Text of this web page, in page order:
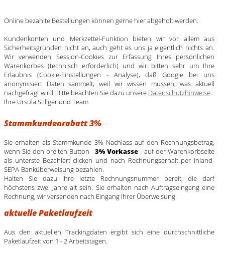
Online bezahlte Bestellungen können gerne hier abgeholt werden.
Kundenkonten und Merkzettel-Funktion bieten wir vor allem aus
Sicherheitsgründen nicht an, auch geht es uns ja eigentlich nichts an.
Wir verwenden Session-Cookies zur Erfassung Ihres persönlichen
Warenkorbes (technisch erforderlich) und wir bitten sehr um Ihre
Erlaubnis (Cookie-Einstellungen - Analyse), daß Google bei uns
anonymisiert Daten sammelt, weil wir wissen müssen, was aktuell
nachgefragt wird. Bitte beachten Sie dazu unsere Datenschutzhinweise.
Ihre Ursula Stillger und Team
Stammkundenrabatt 3%
Sie erhalten als Stammkunde 3% Nachlass auf den Rechnungsbetrag,
wenn Sie den breiten Button -3% Vorkasse - auf der Warenkorbseite
als unterste Bezahlart clicken und nach Rechnungserhalt per Inland-
SEPA-Banküberweisung bezahlen.
Halten Sie dazu Ihre letzte Rechnungsnummer bereit, die darf
höchstens zwei Jahre alt sein. Sie erhalten nach Auftragseingang eine
Rechnung, wir versenden nach Eingang Ihrer Überweisung.
aktuelle Paketlaufzeit
Aus den aktuellen Trackingdaten ergibt sich eine durchschnittliche
Paketlaufzeit von 1 - 2 Arbeitstagen.